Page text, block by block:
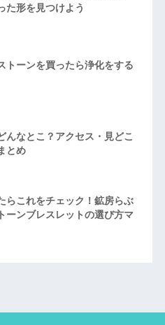
た形を見つけよう
トーンを買ったら浄化をする
んなとこ？アクセス・見どこ
とめ
らこれをチェック！鉱房らぶ
ーンブレスレットの選び方マ